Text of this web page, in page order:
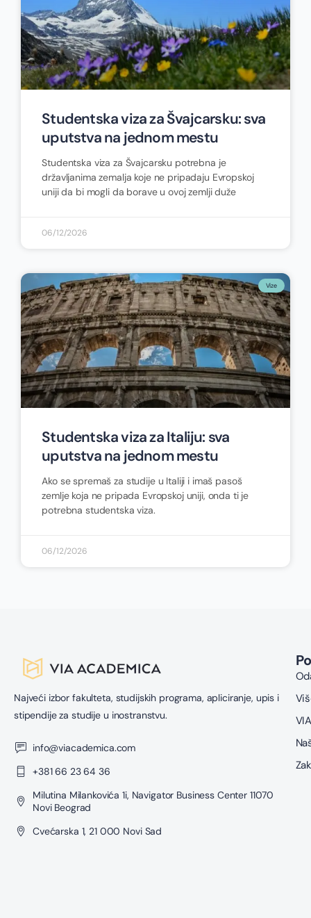
Studentska viza za Švajcarsku: sva
uputstva na jednom mestu
Studentska viza za Švajcarsku potrebna je
državljanima zemalja koje ne pripadaju Evropskoj
uniji da bi mogli da borave u ovoj zemlji duže
06/12/2026
Vize
Studentska viza za Italiju: sva
uputstva na jednom mestu
Ako se spremaš za studije u Italiji i imaš pasoš
zemlje koja ne pripada Evropskoj uniji, onda ti je
potrebna studentska viza.
06/12/2026
Najveći izbor fakulteta, studijskih programa, apliciranje, upis i
stipendije za studije u inostranstvu.
info@viacademica.com
+381 66 23 64 36
Milutina Milankovića 1i, Navigator Business Center 11070
Novi Beograd
Cvećarska 1, 21 000 Novi Sad